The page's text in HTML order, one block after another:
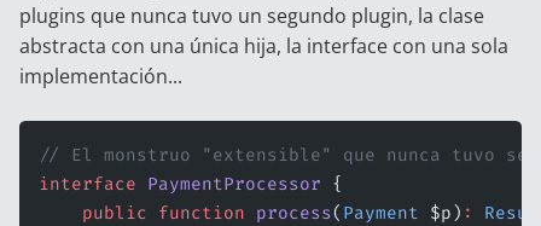
plugins que nunca tuvo un segundo plugin, la clase
abstracta con una única hija, la interface con una sola
implementación...
// El monstruo "extensible" que nunca tuvo
interface PaymentProcessor {
    public
function process( Payment $p) :